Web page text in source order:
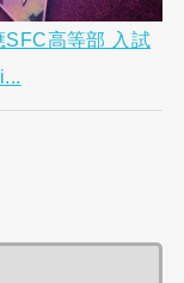
SFC高等部 入試